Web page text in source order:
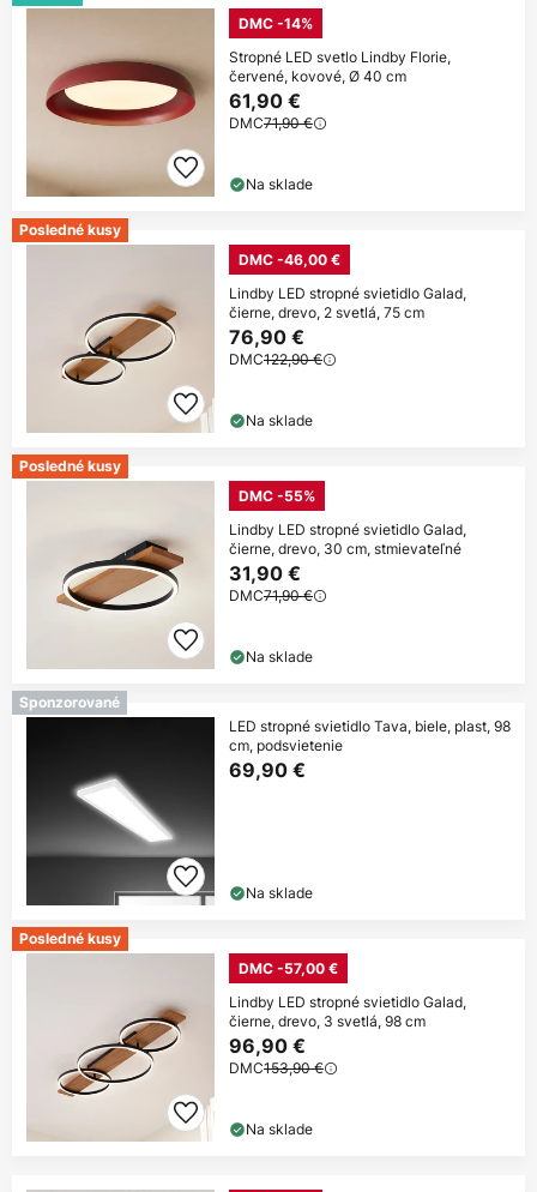
DMC -14%
Stropné LED svetlo Lindby Florie,
červené, kovové, Ø 40 cm
61,90 €
DMC71,90 €
Na sklade
Posledné kusy
DMC -46,00 €
Lindby LED stropné svietidlo Galad,
čierne, drevo, 2 svetlá, 75 cm
76,90 €
DMC122,90 €
Na sklade
Posledné kusy
DMC -55%
Lindby LED stropné svietidlo Galad,
čierne, drevo, 30 cm, stmievateľné
31,90 €
DMC71,90 €
Na sklade
Sponzorované
LED stropné svietidlo Tava, biele, plast, 98
cm, podsvietenie
69,90 €
Na sklade
Posledné kusy
DMC -57,00 €
Lindby LED stropné svietidlo Galad,
čierne, drevo, 3 svetlá, 98 cm
96,90 €
DMC153,90 €
Na sklade